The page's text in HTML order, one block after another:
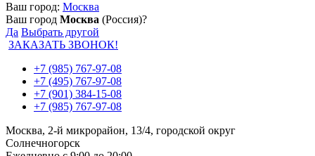
Ваш город: Москва
Ваш город Москва (Россия)?
Да Выбрать другой
ЗАКАЗАТЬ ЗВОНОК!
+7 (985) 767-97-08
+7 (495) 767-97-08
+7 (901) 384-15-08
+7 (985) 767-97-08
Москва, 2-й микрорайон, 13/4, городской округ
Солнечногорск